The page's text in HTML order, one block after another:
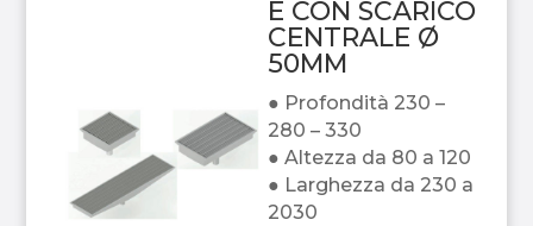
E CON SCARICO
CENTRALE Ø
50MM
● Profondità 230 –
280 – 330
● Altezza da 80 a 120
● Larghezza da 230 a
2030